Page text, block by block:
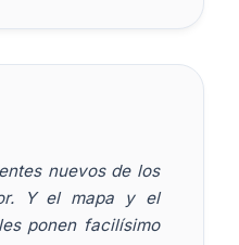
nuevos de los
Y el mapa y el
ponen facilísimo